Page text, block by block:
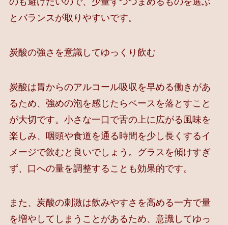
とバランスが取りやすいです。
炭酸の強さを意識してゆっくり飲む
炭酸は胃からのアルコール吸収を早める働きがあ
るため、強めの泡を感じたらペースを落とすこと
が大切です。小さな一口で舌の上に広がる風味を
楽しみ、咽頭や食道を通る時間を少し長くするイ
メージで飲むと良いでしょう。グラスを傾けすぎ
ず、口への量を調整することも効果的です。
また、炭酸の刺激は飲みやすさを高める一方で量
を増やしてしまうことがあるため、意識してゆっ